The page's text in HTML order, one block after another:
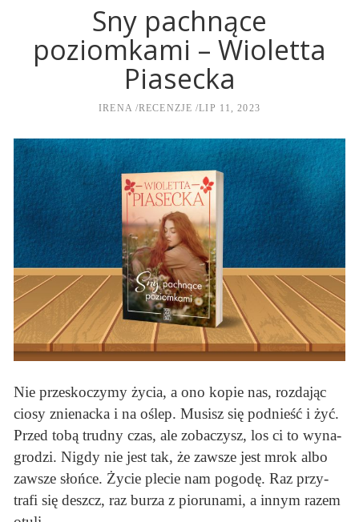
Sny pachnące
poziomkami – Wioletta
Piasecka
IRENA RECENZJE LIP 11, 2023
Nie prze­sko­czymy ży­cia, a ono ko­pie nas, roz­da­jąc
ciosy znie­nacka i na oślep. Mu­sisz się pod­nieść i żyć.
Przed tobą trud­ny czas, ale zo­ba­czysz, los ci to wy­na­
gro­dzi. Ni­gdy nie jest tak, że za­wsze jest mrok albo
za­wsze słoń­ce. Ży­cie ple­cie nam po­godę. Raz przy­
trafi się deszcz, raz bu­rza z pio­ru­nami, a in­nym ra­zem